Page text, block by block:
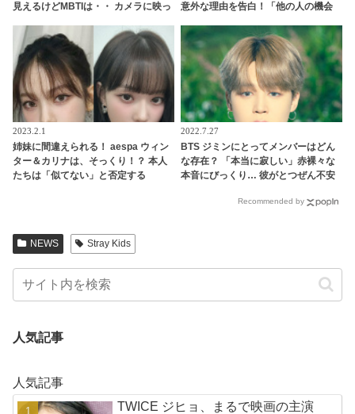
見えるけどMBTIは・・ カメラに映っ
内とは？
意外な理由を告白！「他の人の機会
絶大な自信に感心＆爆笑
2023.2.1
姉妹に間違えられる！ aespa ウィン
ター＆カリナは、そっくり！？ 本人
たちは「似てない」と否定する
2022.7.27
BTS ジミンにとってメンバーはどん
な存在？ 「本当に寂しい」赤裸々な
本音にびっくり… 彼がとつぜん不安
Recommended by
NEWS Stray Kids
人気記事
人気記事
TWICE ジヒョ、まるで映画の主演